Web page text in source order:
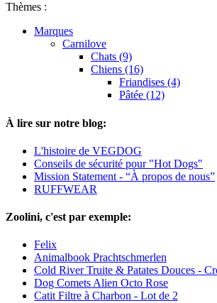
Thèmes :
Marques
Carnilove
Chats (9)
Chiens (16)
Friandises (4)
Pâtée (12)
À lire sur notre blog:
L'histoire de VEGDOG
Conseils de sécurité pour "Hot Dogs"
Mission Statement - “À propos de nous”
RUFFWEAR
Zoolini, c'est par exemple:
Felix
Animalbook Prachtschmerlen
Cold River Truite & Patates Douces -
Dog Comets Alien Octo Rose
Catit Filtre à Charbon - Lot de 2